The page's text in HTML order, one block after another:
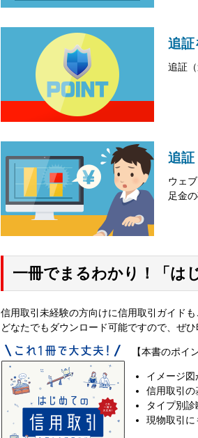
追証
追証
追証
ウェ
足金
一冊でまるわかり！「は
信用取引未経験の方向けに信用取引ガイド
どなたでもダウンロード可能ですので、ぜ
【本書のポイ
イメージ
信用取引の
タイプ別
現物取引に